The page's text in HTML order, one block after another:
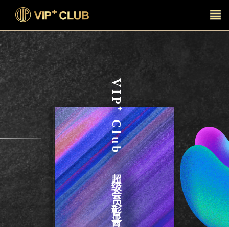
VIP⁺ Club
超级会员彰显尊贵